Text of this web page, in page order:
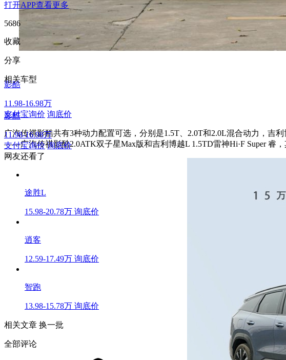
影酷
11.98-16.98万
支付宝询价 询底价
广汽传祺影酷共有3种动力配置可选，分别是1.5T、2.0T和2.0L混合动力，吉
——广汽传祺影酷2.0ATK双子星Max版和吉利博越L 1.5TD雷神Hi·F Super 睿，
打开APP查看更多
5686
收藏
分享
相关车型
影酷
11.98-16.98万
支付宝询价 询底价
网友还看了
途胜L
15.98-20.78万 询底价
逍客
12.59-17.49万 询底价
智跑
13.98-15.78万 询底价
相关文章 换一批
全部评论